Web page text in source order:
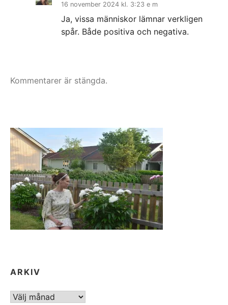
16 november 2024 kl. 3:23 e m
Ja, vissa människor lämnar verkligen
spår. Både positiva och negativa.
Kommentarer är stängda.
ARKIV
ARKIV